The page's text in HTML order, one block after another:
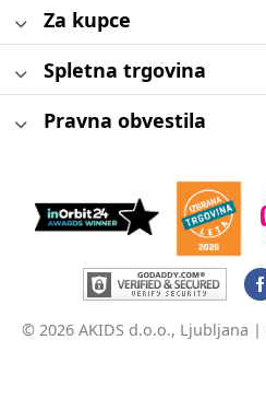
Za kupce
Spletna trgovina
Pravna obvestila
© 2026 AKIDS d.o.o., Ljubljana |